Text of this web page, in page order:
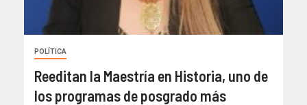
POLÍTICA
Reeditan la Maestría en Historia, uno de
los programas de posgrado más